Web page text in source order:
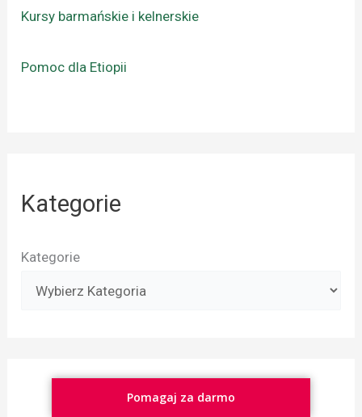
Kursy barmańskie i kelnerskie
Pomoc dla Etiopii
Kategorie
Kategorie
Pomagaj za darmo